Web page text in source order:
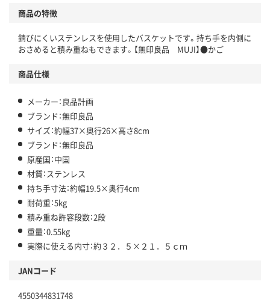
商品の特徴
錆びにくいステンレスを使用したバスケットです。持ち手を内側に
おさめると積み重ねもできます。【無印良品 MUJI】●かご
商品仕様
メーカー：良品計画
ブランド：無印良品
サイズ：約幅37×奥行26×高さ8cm
ブランド：無印良品
原産国：中国
材質：ステンレス
持ち手寸法：約幅19.5×奥行4cm
耐荷重：5kg
積み重ね許容段数：2段
重量：0.55kg
実際に使える内寸：約３２．５×２１．５ｃｍ
JANコード
4550344831748